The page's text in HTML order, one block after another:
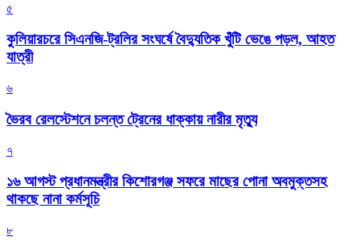
৫
কুলিয়ারচরে সিএনজি-ট্রলির সংঘর্ষে বৈদ্যুতিক খুঁটি ভেঙে পড়ল, আহত
যাত্রী
৬
ভৈরব রেলস্টেশনে চলন্ত ট্রেনের ধাক্কায় নারীর মৃত্যু
৭
১৬ আগস্ট প্রধানমন্ত্রীর কিশোরগঞ্জ সফরে মাছের পোনা অবমুক্তসহ
থাকছে নানা কর্মসূচি
৮